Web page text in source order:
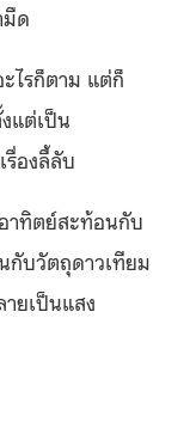
มืด
ไรก็ตาม แต่ก็
แต่เป็น
รื่องลี้ลับ
าทิตย์สะท้อนกับ
กับวัตถุดาวเทียม
ยเป็นแสง